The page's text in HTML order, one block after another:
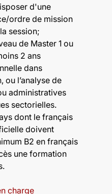
d'une
ordre de mission
session;
de Master 1 ou
2 ans
dans
ou l’analyse de
administratives
sectorielles.
dont le français
doivent
B2 en français
une formation
charge